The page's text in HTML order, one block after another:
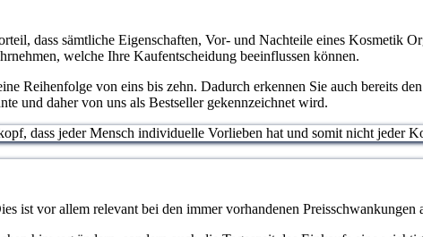
dass sämtliche Eigenschaften, Vor- und Nachteile eines Kosmetik
welche Ihre Kaufentscheidung beeinflussen können.
Reihenfolge von eins bis zehn. Dadurch erkennen Sie auch bereits
und daher von uns als Bestseller gekennzeichnet wird.
dass jeder Mensch individuelle Vorlieben hat und somit nicht jeder
ist vor allem relevant bei den immer vorhandenen Preisschwankungen